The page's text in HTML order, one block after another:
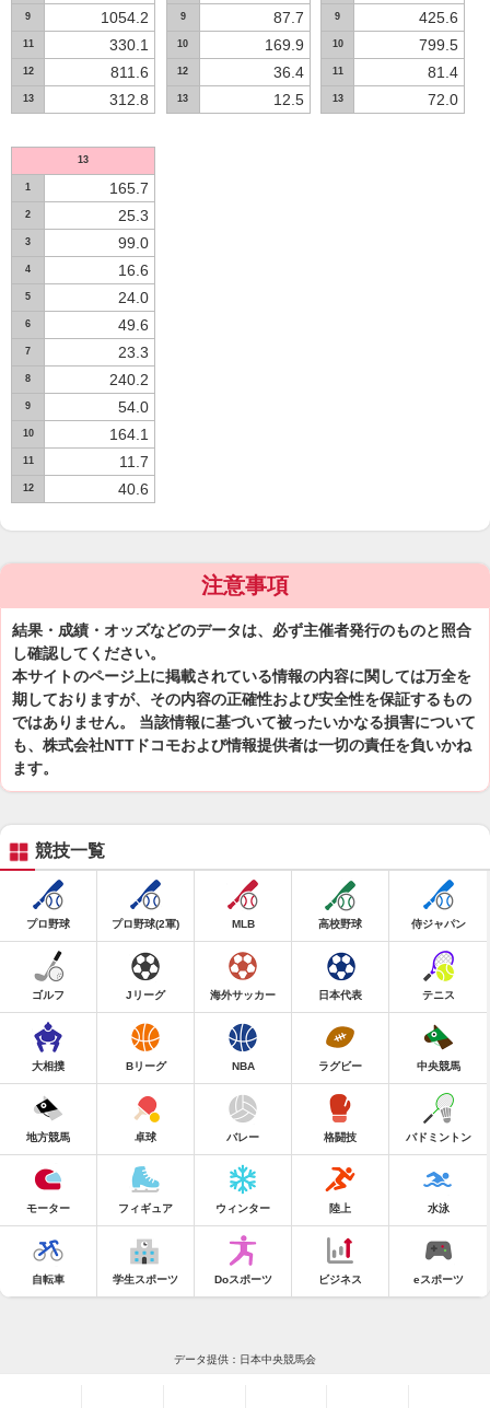
9 1054.2
11 330.1
12 811.6
13 312.8
9 87.7
10 169.9
12 36.4
13 12.5
9 425.6
10 799.5
11 81.4
13 72.0
13
1 165.7
2 25.3
3 99.0
4 16.6
5 24.0
6 49.6
7 23.3
8 240.2
9 54.0
10 164.1
11 11.7
12 40.6
注意事項
結果・成績・オッズなどのデータは、必ず主催者発行のものと照合
し確認してください。
本サイトのページ上に掲載されている情報の内容に関しては万全を
期しておりますが、その内容の正確性および安全性を保証するもの
ではありません。 当該情報に基づいて被ったいかなる損害について
も、株式会社NTTドコモおよび情報提供者は一切の責任を負いかね
ます。
競技一覧
プロ野球 プロ野球(2軍) MLB 高校野球 侍ジャパン
ゴルフ Jリーグ 海外サッカー 日本代表 テニス
大相撲 Bリーグ NBA ラグビー 中央競馬
地方競馬 卓球 バレー 格闘技 バドミントン
モーター フィギュア ウィンター 陸上 水泳
自転車 学生スポーツ Doスポーツ ビジネス eスポーツ
データ提供：日本中央競馬会